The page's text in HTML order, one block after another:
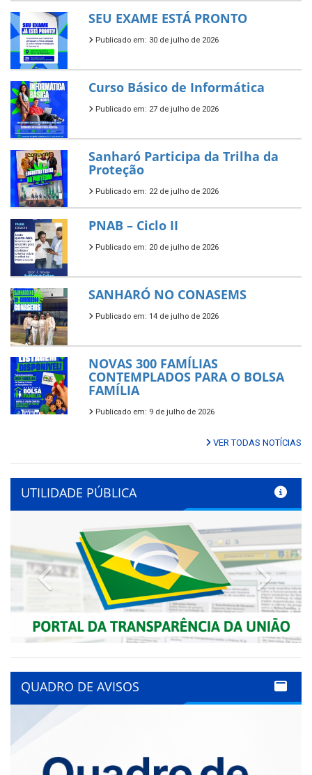
SEU EXAME ESTÁ PRONTO
Publicado em: 30 de julho de 2026
Curso Básico de Informática
Publicado em: 27 de julho de 2026
Sanharó Participa da Trilha da
Proteção
Publicado em: 22 de julho de 2026
PNAB – Ciclo II
Publicado em: 20 de julho de 2026
SANHARÓ NO CONASEMS
Publicado em: 14 de julho de 2026
NOVAS 300 FAMÍLIAS
CONTEMPLADOS PARA O BOLSA
FAMÍLIA
Publicado em: 9 de julho de 2026
VER TODAS NOTÍCIAS
UTILIDADE PÚBLICA
Previous Next
QUADRO DE AVISOS